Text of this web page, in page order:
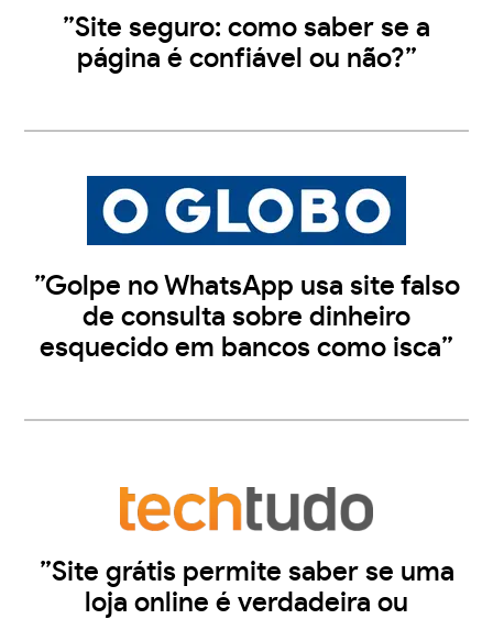
”Site seguro: como saber se a
página é confiável ou não?”
”Golpe no WhatsApp usa site falso
de consulta sobre dinheiro
esquecido em bancos como isca”
”Site grátis permite saber se uma
loja online é verdadeira ou